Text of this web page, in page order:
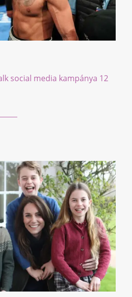
social media kampánya 12